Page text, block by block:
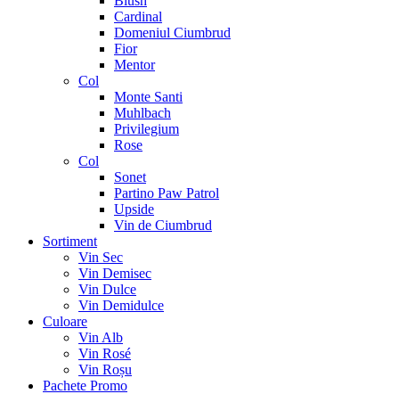
Cardinal
Domeniul Ciumbrud
Fior
Mentor
Col
Monte Santi
Muhlbach
Privilegium
Rose
Col
Sonet
Partino Paw Patrol
Upside
Vin de Ciumbrud
Sortiment
Vin Sec
Vin Demisec
Vin Dulce
Vin Demidulce
Culoare
Vin Alb
Vin Rosé
Vin Roșu
Pachete Promo